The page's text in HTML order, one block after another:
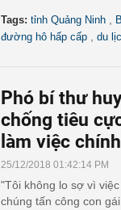
Tags: tỉnh Quảng Ninh
đường hô hấp cấp
du
Phó bí thư
chống tiêu
làm việc
25/12/2018 01:42:14 PM
"Tôi không lo sợ vì
chúng tấn công con